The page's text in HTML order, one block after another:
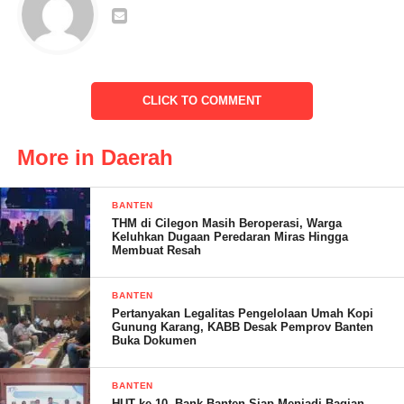
meningkatkan disektor pertanian dan kesehatan dengan
mengembangkan varietas unggulan beras merah, Selasa
M Si Wakil Rektor Untirta yang akan mengikuti
pemilihan Rektor mengatakan,” Saya sangat miris
milenial kita malu kalau berpredikat sebagai petani,”
ucapnya
CLICK TO COMMENT
More in Daerah
BANTEN
THM di Cilegon Masih Beroperasi, Warga
Keluhkan Dugaan Peredaran Miras Hingga
Membuat Resah
BANTEN
Pertanyakan Legalitas Pengelolaan Umah Kopi
Gunung Karang, KABB Desak Pemprov Banten
Buka Dokumen
BANTEN